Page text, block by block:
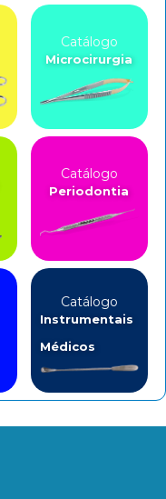
Catálogo
Microcirurgia
Catálogo
Periodontia
Catálogo
Instrumentais
Médicos